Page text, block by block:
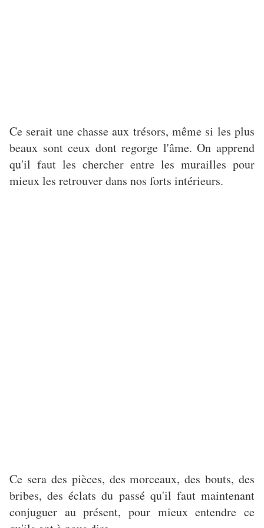
Ce serait une chasse aux trésors, même si les plus
beaux sont ceux dont regorge l'âme. On apprend
qu'il faut les chercher entre les murailles pour
mieux les retrouver dans nos forts intérieurs.
Ce sera des pièces, des morceaux, des bouts, des
bribes, des éclats du passé qu'il faut maintenant
conjuguer au présent, pour mieux entendre ce